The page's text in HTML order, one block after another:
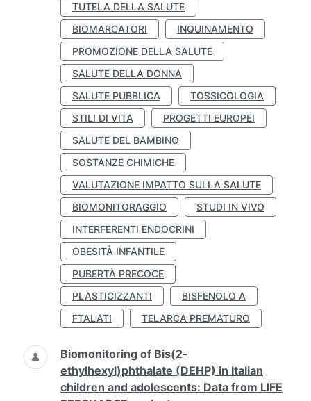
TUTELA DELLA SALUTE
BIOMARCATORI
INQUINAMENTO
PROMOZIONE DELLA SALUTE
SALUTE DELLA DONNA
SALUTE PUBBLICA
TOSSICOLOGIA
STILI DI VITA
PROGETTI EUROPEI
SALUTE DEL BAMBINO
SOSTANZE CHIMICHE
VALUTAZIONE IMPATTO SULLA SALUTE
BIOMONITORAGGIO
STUDI IN VIVO
INTERFERENTI ENDOCRINI
OBESITÀ INFANTILE
PUBERTÀ PRECOCE
PLASTICIZZANTI
BISFENOLO A
FTALATI
TELARCA PREMATURO
Biomonitoring of Bis(2-
ethylhexyl)phthalate (DEHP) in Italian
children and adolescents: Data from LIFE